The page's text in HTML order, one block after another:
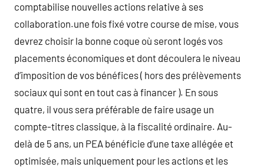
comptabilise nouvelles actions relative à ses
collaboration.une fois fixé votre course de mise, vous
devrez choisir la bonne coque où seront logés vos
placements économiques et dont découlera le niveau
d’imposition de vos bénéfices ( hors des prélèvements
sociaux qui sont en tout cas à financer ). En sous
quatre, il vous sera préférable de faire usage un
compte-titres classique, à la fiscalité ordinaire. Au-
delà de 5 ans, un PEA bénéficie d’une taxe allégée et
optimisée, mais uniquement pour les actions et les